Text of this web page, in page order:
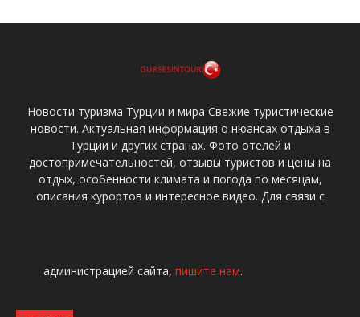
Новости туризма Турции и мира Свежие туристические
новости. Актуальная информация о нюансах отдыха в
Турции и других странах. Фото отелей и
достопримечательностей, отзывы туристов и цены на
отдых, особенности климата и погода по месяцам,
описания курортов и интересное видео. Для связи с
администрацией сайта, пишите нам.